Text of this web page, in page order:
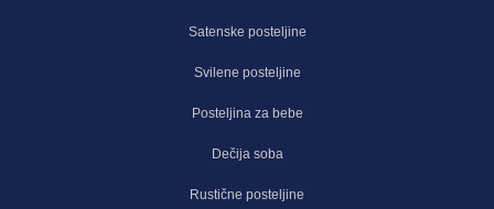
Satenske posteljine
Svilene posteljine
Posteljina za bebe
Dečija soba
Rustične posteljine